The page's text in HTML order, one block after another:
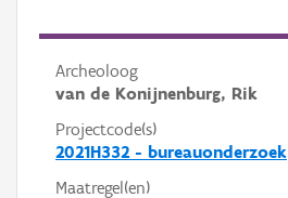
Archeoloog
van de Konijnenburg, Rik
Projectcode(s)
2021H332 - bureauonderzoek
Maatregel(en)